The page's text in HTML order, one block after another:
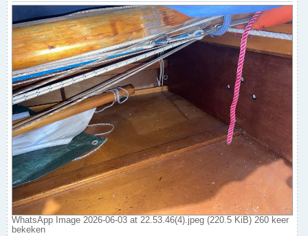
WhatsApp Image 2026-06-03 at 22.53.46(4).jpeg (220.5 KiB) 260 keer
bekeken